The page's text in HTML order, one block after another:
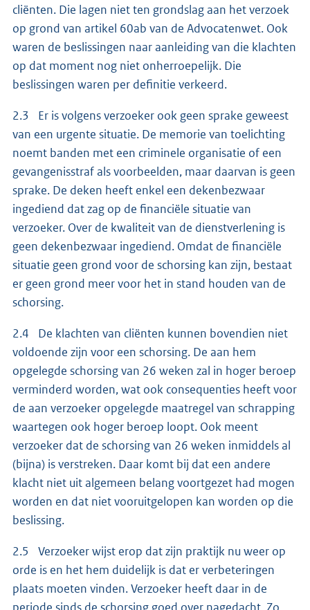
cliënten. Die lagen niet ten grondslag aan het verzoek
op grond van artikel 60ab van de Advocatenwet. Ook
waren de beslissingen naar aanleiding van die klachten
op dat moment nog niet onherroepelijk. Die
beslissingen waren per definitie verkeerd.
2.3 Er is volgens verzoeker ook geen sprake geweest
van een urgente situatie. De memorie van toelichting
noemt banden met een criminele organisatie of een
gevangenisstraf als voorbeelden, maar daarvan is geen
sprake. De deken heeft enkel een dekenbezwaar
ingediend dat zag op de financiële situatie van
verzoeker. Over de kwaliteit van de dienstverlening is
geen dekenbezwaar ingediend. Omdat de financiële
situatie geen grond voor de schorsing kan zijn, bestaat
er geen grond meer voor het in stand houden van de
schorsing.
2.4 De klachten van cliënten kunnen bovendien niet
voldoende zijn voor een schorsing. De aan hem
opgelegde schorsing van 26 weken zal in hoger beroep
verminderd worden, wat ook consequenties heeft voor
de aan verzoeker opgelegde maatregel van schrapping
waartegen ook hoger beroep loopt. Ook meent
verzoeker dat de schorsing van 26 weken inmiddels al
(bijna) is verstreken. Daar komt bij dat een andere
klacht niet uit algemeen belang voortgezet had mogen
worden en dat niet vooruitgelopen kan worden op die
beslissing.
2.5 Verzoeker wijst erop dat zijn praktijk nu weer op
orde is en het hem duidelijk is dat er verbeteringen
plaats moeten vinden. Verzoeker heeft daar in de